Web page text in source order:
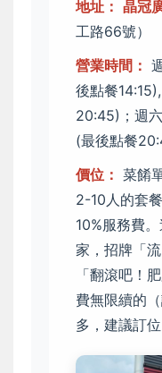
地址： 晶冠
工路66號）
營業時間：
後點餐
20:45)；週
(最後點餐
價位： 菜餚
2-10人的套
10%服務費
家，招牌「
「翻滾吧！
費無限續的
多，建議訂位